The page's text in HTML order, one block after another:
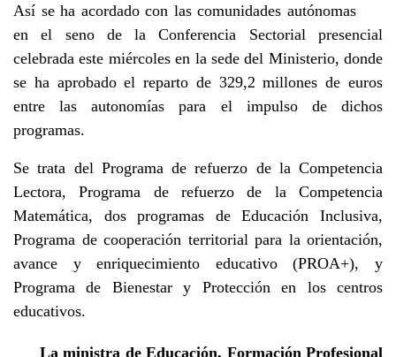
Así se ha acordado con las comunidades autónomas
en el seno de la Conferencia Sectorial presencial
celebrada este miércoles en la sede del Ministerio, donde
se ha aprobado el reparto de 329,2 millones de euros
entre las autonomías para el impulso de dichos
programas.
Se trata del Programa de refuerzo de la Competencia
Lectora, Programa de refuerzo de la Competencia
Matemática, dos programas de Educación Inclusiva,
Programa de cooperación territorial para la orientación,
avance y enriquecimiento educativo (PROA+), y
Programa de Bienestar y Protección en los centros
educativos.
La ministra de Educación, Formación Profesional